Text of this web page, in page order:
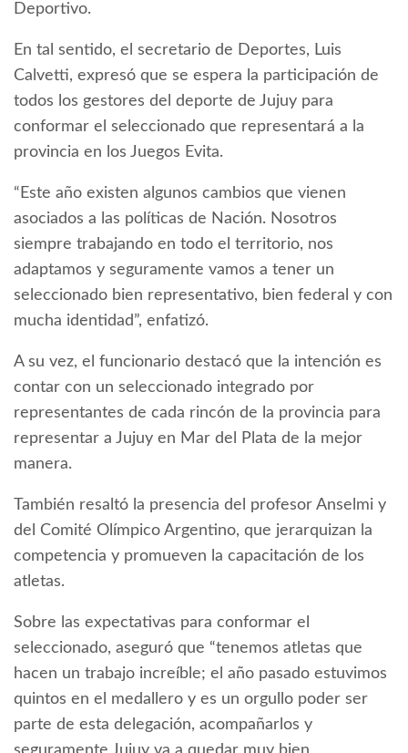
Deportivo.
En tal sentido, el secretario de Deportes, Luis
Calvetti, expresó que se espera la participación de
todos los gestores del deporte de Jujuy para
conformar el seleccionado que representará a la
provincia en los Juegos Evita.
“Este año existen algunos cambios que vienen
asociados a las políticas de Nación. Nosotros
siempre trabajando en todo el territorio, nos
adaptamos y seguramente vamos a tener un
seleccionado bien representativo, bien federal y con
mucha identidad”, enfatizó.
A su vez, el funcionario destacó que la intención es
contar con un seleccionado integrado por
representantes de cada rincón de la provincia para
representar a Jujuy en Mar del Plata de la mejor
manera.
También resaltó la presencia del profesor Anselmi y
del Comité Olímpico Argentino, que jerarquizan la
competencia y promueven la capacitación de los
atletas.
Sobre las expectativas para conformar el
seleccionado, aseguró que “tenemos atletas que
hacen un trabajo increíble; el año pasado estuvimos
quintos en el medallero y es un orgullo poder ser
parte de esta delegación, acompañarlos y